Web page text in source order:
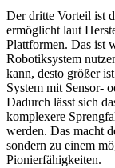
Der dritte Vorteil ist
ermöglicht laut
Plattformen. Das ist
Robotiksystem
kann, desto größer
System mit Sensor-
Dadurch lässt sich
komplexere
werden. Das macht
sondern zu einem
Pionierfähigkeiten.